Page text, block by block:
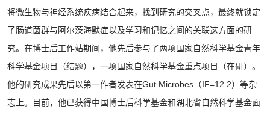
将微生物与神经系统疾病结合起来，找到研究的交叉点，最终就锁定
了肠道菌群与阿尔茨海默症以及学习和记忆之间的关联这方面的研
究。在博士后工作站期间，他先后参与了两项国家自然科学基金青年
科学基金项目（结题），一项国家自然科学基金重点项目（在研）。
他的研究成果先后以第一作者发表在Gut Microbes（IF=12.2）等杂
志上。目前，他已获得中国博士后科学基金和湖北省自然科学基金面